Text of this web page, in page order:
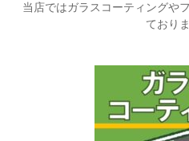
当店ではガラスコーティングや
ており